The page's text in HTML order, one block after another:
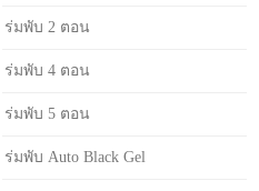
ร่มพับ 2 ตอน
ร่มพับ 4 ตอน
ร่มพับ 5 ตอน
ร่มพับ Auto Black Gel